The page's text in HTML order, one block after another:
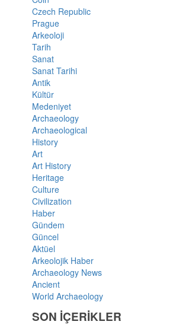
Czech Republic
Prague
Arkeoloji
Tarih
Sanat
Sanat Tarihi
Antik
Kültür
Medeniyet
Archaeology
Archaeological
History
Art
Art History
Heritage
Culture
Civilization
Haber
Gündem
Güncel
Aktüel
Arkeolojik Haber
Archaeology News
Ancient
World Archaeology
SON İÇERİKLER